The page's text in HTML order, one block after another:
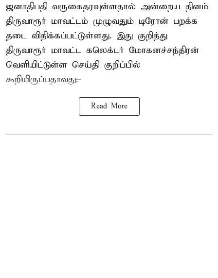
ஜனாதிபதி வருகைதரவுள்ளதால் அன்றைய தினம்
திருவாரூர் மாவட்டம் முழுவதும் டிரோன் பறக்க
தடை விதிக்கப்பட்டுள்ளது. இது குறித்து
திருவாரூர் மாவட்ட கலெக்டர் மோகனச்சந்திரன்
வெளியிட்டுள்ள செய்தி குறிப்பில்
கூறியிருப்பதாவது:-
Read More